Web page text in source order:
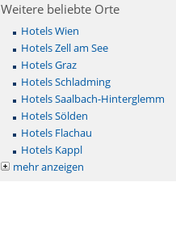
Weitere beliebte Orte
Hotels Wien
Hotels Zell am See
Hotels Graz
Hotels Schladming
Hotels Saalbach-Hinterglemm
Hotels Sölden
Hotels Flachau
Hotels Kappl
mehr anzeigen